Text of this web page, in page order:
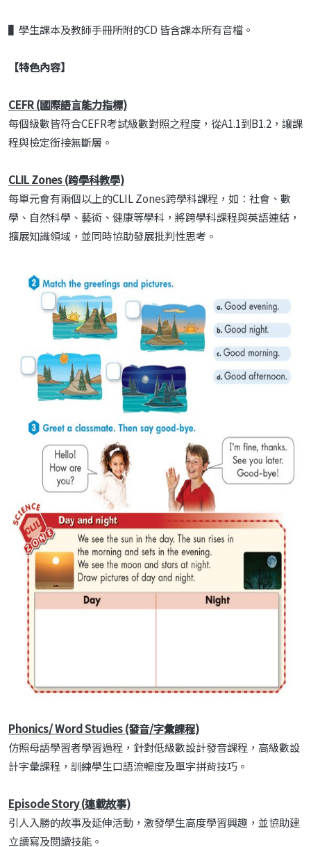
▌學生課本及教師手冊所附的CD 皆含課本所有音檔。
【特色內容】
CEFR (國際語言能力指標)
每個級數皆符合CEFR考試級數對照之程度，從A1.1到B1.2，讓課
程與檢定銜接無斷層。
CLIL Zones (跨學科教學)
每單元會有兩個以上的CLIL Zones跨學科課程，如：社會、數
學、自然科學、藝術、健康等學科，將跨學科課程與英語連結，
擴展知識領域，並同時協助發展批判性思考。
Phonics/ Word Studies (發音/字彙課程)
仿照母語學習者學習過程，針對低級數設計發音課程，高級數設
計字彙課程，訓練學生口語流暢度及單字拼背技巧。
Episode Story (連載故事)
引人入勝的故事及延伸活動，激發學生高度學習興趣，並協助建
立讀寫及閱讀技能。